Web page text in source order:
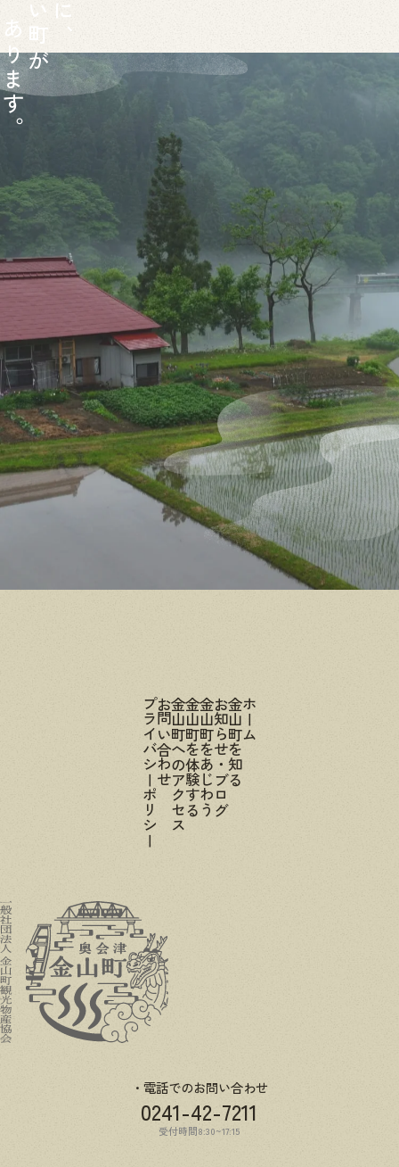
に
、
い
町
が
ホーム
金山町を知る
お知らせ・ブログ
金山町をあじわう
金山町を体験する
金山町へのアクセス
お問い合わせ
プライバシーポリシー
電話でのお問い合わせ
0241-42-7211
受付時間8:30~17:15